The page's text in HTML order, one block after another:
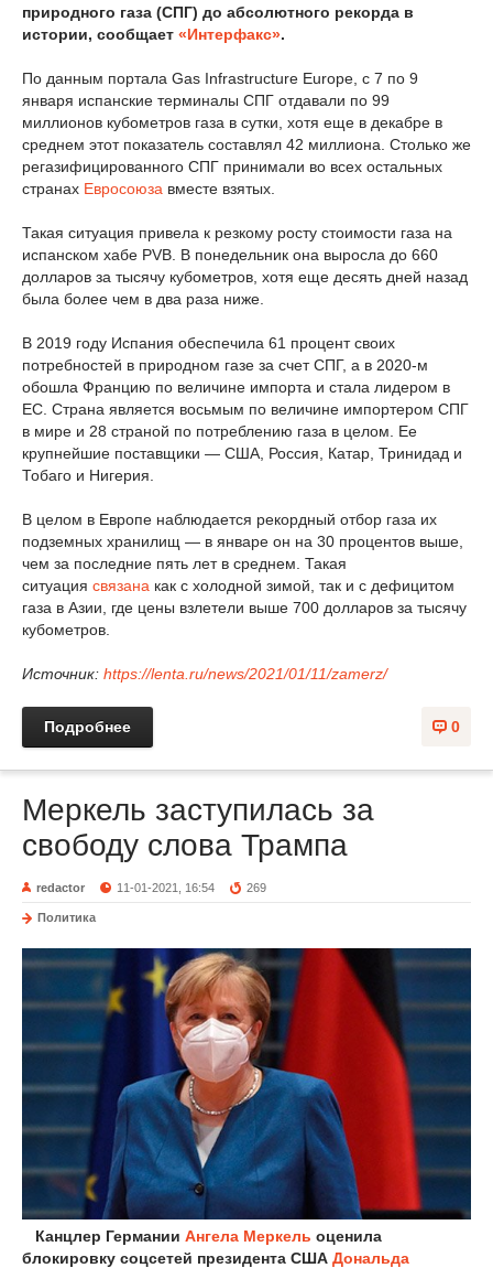
природного газа (СПГ) до абсолютного рекорда в
истории, сообщает «Интерфакс».
По данным портала Gas Infrastructure Europe, с 7 по 9
января испанские терминалы СПГ отдавали по 99
миллионов кубометров газа в сутки, хотя еще в декабре в
среднем этот показатель составлял 42 миллиона. Столько же
регазифицированного СПГ принимали во всех остальных
странах Евросоюза вместе взятых.
Такая ситуация привела к резкому росту стоимости газа на
испанском хабе PVB. В понедельник она выросла до 660
долларов за тысячу кубометров, хотя еще десять дней назад
была более чем в два раза ниже.
В 2019 году Испания обеспечила 61 процент своих
потребностей в природном газе за счет СПГ, а в 2020-м
обошла Францию по величине импорта и стала лидером в
ЕС. Страна является восьмым по величине импортером СПГ
в мире и 28 страной по потреблению газа в целом. Ее
крупнейшие поставщики — США, Россия, Катар, Тринидад и
Тобаго и Нигерия.
В целом в Европе наблюдается рекордный отбор газа их
подземных хранилищ — в январе он на 30 процентов выше,
чем за последние пять лет в среднем. Такая
ситуация связана как с холодной зимой, так и с дефицитом
газа в Азии, где цены взлетели выше 700 долларов за тысячу
кубометров.
Источник: https://lenta.ru/news/2021/01/11/zamerz/
0
Подробнее
Меркель заступилась за
свободу слова Трампа
redactor 11-01-2021, 16:54 269
Политика
Канцлер Германии Ангела Меркель оценила
блокировку соцсетей президента США Дональда